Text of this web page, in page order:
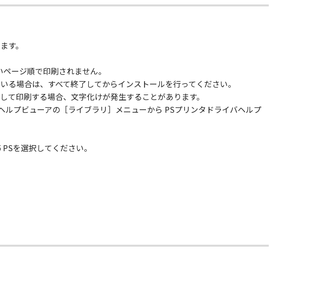
「使用」とは、「ソフトウェア」をコンピューターの固定記憶
こと、アクセスすること、読み出すこと、もしくは実行するこ
ー」において使用（「使用」とは、「更新データ」をコンピ
、並びにコンピューターまたは「プリンター」において表示す
れも含むものとします。）することができます。
用（「使用」とは、「コンテンツデータ」をコンピューターの
ことをいいます。）し、複製することができます。お客様は、
とはできません。お客様は、「コンテンツデータ」を媒体に印
客様自身による非商業的目的のために使用し、使用させ、複製
第三者との間の紛争または訴訟につき一切責任を負わないもの
示を含めた形で複製を行うものとします。
す。
ージ順で印刷されません。
場合は、すべて終了してからインストールを行ってください。
印刷する場合、文字化けが発生することがあります。
プビューアの［ライブラリ］メニューから PSプリンタドライバヘルプ
を選択してください。